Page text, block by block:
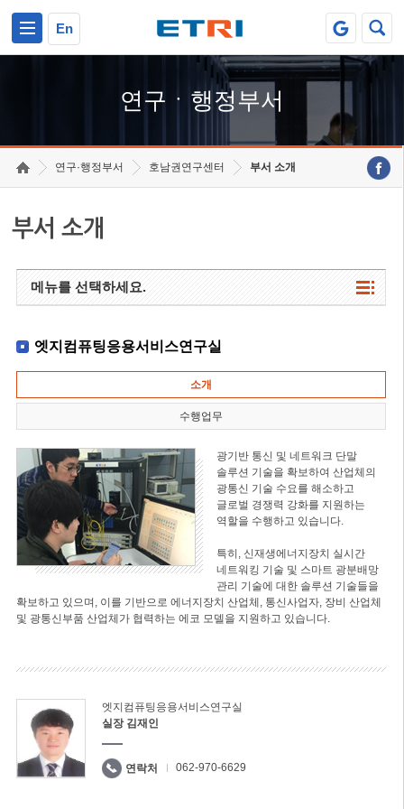
En
연구ㆍ행정부서
연구·행정부서 호남권연구센터 부서 소개
부서 소개
메뉴를 선택하세요.
엣지컴퓨팅응용서비스연구실
소개
수행업무
광기반 통신 및 네트워크 단말
솔루션 기술을 확보하여 산업체의
광통신 기술 수요를 해소하고
글로벌 경쟁력 강화를 지원하는
역할을 수행하고 있습니다.
특히, 신재생에너지장치 실시간
네트워킹 기술 및 스마트 광분배망
관리 기술에 대한 솔루션 기술들을
확보하고 있으며, 이를 기반으로 에너지장치 산업체, 통신사업자, 장비 산업체
및 광통신부품 산업체가 협력하는 에코 모델을 지원하고 있습니다.
엣지컴퓨팅응용서비스연구실
실장 김재인
연락처 062-970-6629